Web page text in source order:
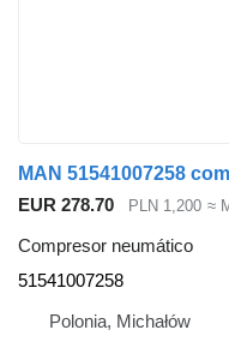
EUR 278.70 PLN 1,200 ≈
Compresor neumático
51541007258
Polonia, Michałów